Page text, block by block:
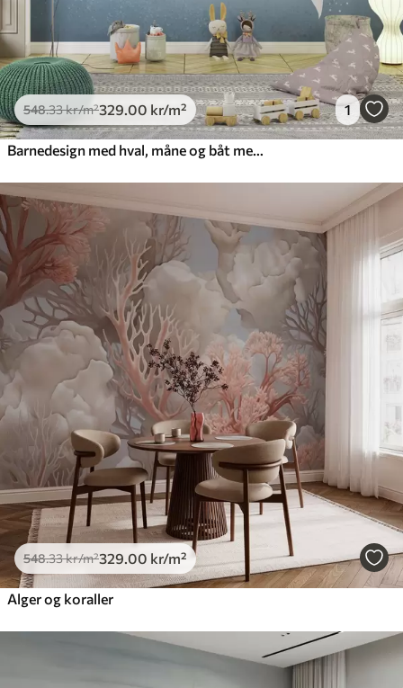
548.33kr/m²329.00 kr/m² 1
Barnedesign med hval, måne og båt med barn
548.33kr/m²329.00 kr/m²
Alger og koraller